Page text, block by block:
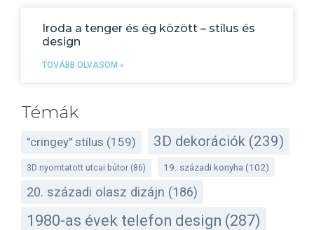
Iroda a tenger és ég között – stílus és
design
TOVÁBB OLVASOM »
Témák
"cringey" stílus (159) 3D dekorációk (239)
3D nyomtatott utcai bútor (86) 19. századi konyha (102)
20. századi olasz dizájn (186)
1980-as évek telefon design (287)